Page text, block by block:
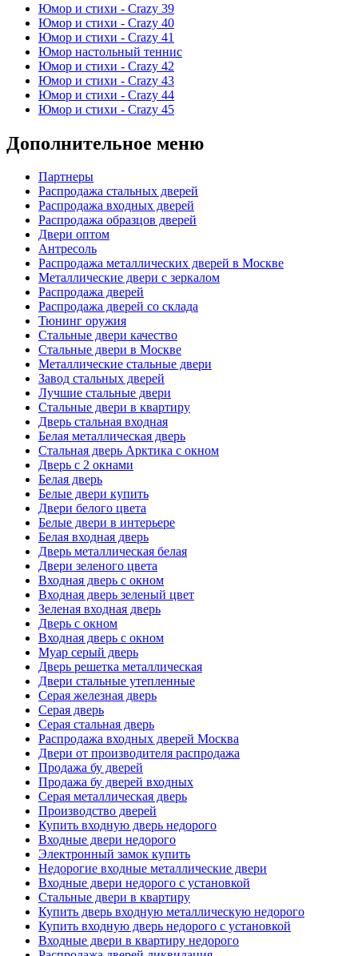
Юмор и стихи - Crazy 39
Юмор и стихи - Crazy 40
Юмор и стихи - Crazy 41
Юмор настольный теннис
Юмор и стихи - Crazy 42
Юмор и стихи - Crazy 43
Юмор и стихи - Crazy 44
Юмор и стихи - Crazy 45
Дополнительное меню
Партнеры
Распродажа стальных дверей
Распродажа входных дверей
Распродажа образцов дверей
Двери оптом
Антресоль
Распродажа металлических дверей в Москве
Металлические двери с зеркалом
Распродажа дверей
Распродажа дверей со склада
Тюнинг оружия
Стальные двери качество
Стальные двери в Москве
Металлические стальные двери
Завод стальных дверей
Лучшие стальные двери
Стальные двери в квартиру
Дверь стальная входная
Белая металлическая дверь
Стальная дверь Арктика с окном
Дверь с 2 окнами
Белая дверь
Белые двери купить
Двери белого цвета
Белые двери в интерьере
Белая входная дверь
Дверь металлическая белая
Двери зеленого цвета
Входная дверь с окном
Входная дверь зеленый цвет
Зеленая входная дверь
Дверь с окном
Входная дверь с окном
Муар серый дверь
Дверь решетка металлическая
Двери стальные утепленные
Серая железная дверь
Серая дверь
Серая стальная дверь
Распродажа входных дверей Москва
Двери от производителя распродажа
Продажа бу дверей
Продажа бу дверей входных
Серая металлическая дверь
Производство дверей
Купить входную дверь недорого
Входные двери недорого
Электронный замок купить
Недорогие входные металлические двери
Входные двери недорого с установкой
Стальные двери в квартиру
Купить дверь входную металлическую недорого
Купить входную дверь недорого с установкой
Входные двери в квартиру недорого